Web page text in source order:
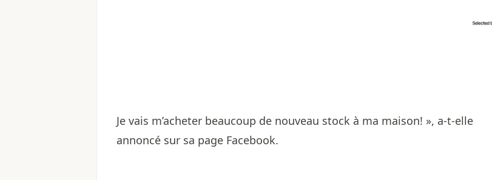
Je vais m’acheter beaucoup de nouveau stock à ma maison! », a-t-elle
annoncé sur sa page Facebook.